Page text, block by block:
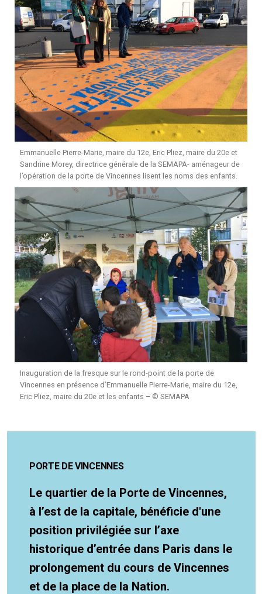
Emmanuelle Pierre-Marie, maire du 12e, Eric Pliez, maire du 20e et
Sandrine Morey, directrice générale de la SEMAPA- aménageur de
l’opération de la porte de Vincennes lisent les noms des enfants.
Inauguration de la fresque sur le rond-point de la porte de
Vincennes en présence d’Emmanuelle Pierre-Marie, maire du 12e,
Eric Pliez, maire du 20e et les enfants – © SEMAPA
PORTE DE VINCENNES
Le quartier de la Porte de Vincennes,
à l’est de la capitale, bénéficie d'une
position privilégiée sur l’axe
historique d’entrée dans Paris dans le
prolongement du cours de Vincennes
et de la place de la Nation.